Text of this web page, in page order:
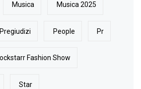
Musica Musica 2025
People Pr
Fashion Show
Star